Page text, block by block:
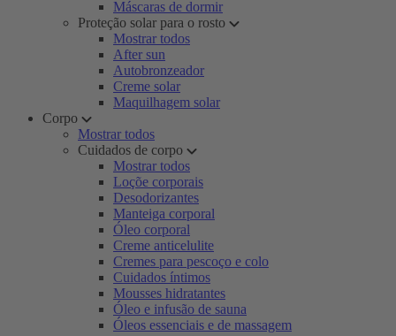
Máscaras de dormir
Proteção solar para o rosto
Mostrar todos
After sun
Autobronzeador
Creme solar
Maquilhagem solar
Corpo
Mostrar todos
Cuidados de corpo
Mostrar todos
Loçõe corporais
Desodorizantes
Manteiga corporal
Óleo corporal
Creme anticelulite
Cremes para pescoço e colo
Cuidados íntimos
Mousses hidratantes
Óleo e infusão de sauna
Óleos essenciais e de massagem